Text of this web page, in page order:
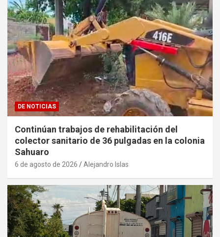
DE NOTICIAS
Continúan trabajos de rehabilitación del
colector sanitario de 36 pulgadas en la colonia
Sahuaro
6 de agosto de 2026 Alejandro Islas